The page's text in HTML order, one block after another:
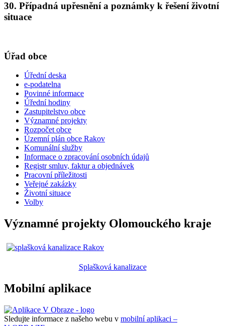
30. Případná upřesnění a poznámky k řešení životní
situace
Úřad obce
Úřední deska
e-podatelna
Povinné informace
Úřední hodiny
Zastupitelstvo obce
Významné projekty
Rozpočet obce
Územní plán obce Rakov
Komunální služby
Informace o zpracování osobních údajů
Registr smluv, faktur a objednávek
Pracovní příležitosti
Veřejné zakázky
Životní situace
Volby
Významné projekty Olomouckého kraje
Splašková kanalizace
Mobilní aplikace
Sledujte informace z našeho webu v mobilní aplikaci –